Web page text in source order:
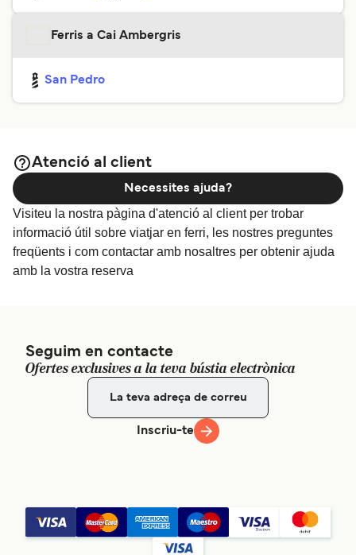
Ferris a Cai Ambergris
San Pedro
Atenció al client
Visiteu la nostra pàgina d'atenció al client per trobar
informació útil sobre viatjar en ferri, les nostres preguntes
freqüents i com contactar amb nosaltres per obtenir ajuda
amb la vostra reserva
Necessites ajuda?
Seguim en contacte
Ofertes exclusives a la teva bústia electrònica
Inscriu-te